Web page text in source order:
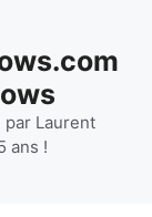
Laurent
ans !